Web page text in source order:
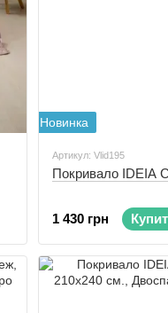
Новинка
Артикул: Vlid195
Покривало IDEIA
1 430 грн